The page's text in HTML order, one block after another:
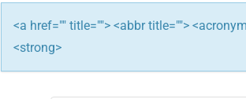
<a href="" title=""> <abbr title="">
<strong>